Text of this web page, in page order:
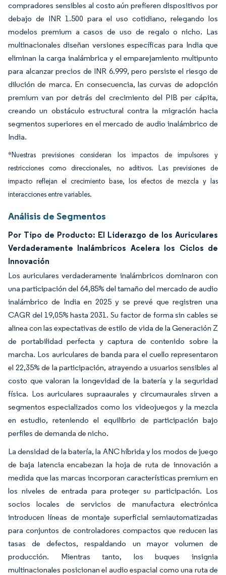
compradores sensibles al costo aún prefieren dispositivos por
debajo de INR 1.500 para el uso cotidiano, relegando los
modelos premium a casos de uso de regalo o nicho. Las
multinacionales diseñan versiones específicas para India que
eliminan la carga inalámbrica y el emparejamiento multipunto
para alcanzar precios de INR 6.999, pero persiste el riesgo de
dilución de marca. En consecuencia, las curvas de adopción
premium van por detrás del crecimiento del PIB per cápita,
creando un obstáculo estructural contra la migración hacia
segmentos superiores en el mercado de audio inalámbrico de
India.
*Nuestras previsiones consideran los impactos de impulsores y
restricciones como direccionales, no aditivos. Las previsiones de
impacto reflejan el crecimiento base, los efectos de mezcla y las
interacciones entre variables.
Análisis de Segmentos
Por Tipo de Producto: El Liderazgo de los Auriculares
Verdaderamente Inalámbricos Acelera los Ciclos de
Innovación
Los auriculares verdaderamente inalámbricos dominaron con
una participación del 64,85% del tamaño del mercado de audio
inalámbrico de India en 2025 y se prevé que registren una
CAGR del 19,05% hasta 2031. Su factor de forma sin cables se
alinea con las expectativas de estilo de vida de la Generación Z
de portabilidad perfecta y captura de contenido sobre la
marcha. Los auriculares de banda para el cuello representaron
el 22,35% de la participación, atrayendo a usuarios sensibles al
costo que valoran la longevidad de la batería y la seguridad
física. Los auriculares supraaurales y circumaurales sirven a
segmentos especializados como los videojuegos y la mezcla
en estudio, reteniendo el equilibrio de participación bajo
perfiles de demanda de nicho.
La densidad de la batería, la ANC híbrida y los modos de juego
de baja latencia encabezan la hoja de ruta de innovación a
medida que las marcas incorporan características premium en
los niveles de entrada para proteger su participación. Los
socios locales de servicios de manufactura electrónica
introducen líneas de montaje superficial semiautomatizadas
para conjuntos de controladores compactos que reducen las
tasas de defectos, respaldando un mayor volumen de
producción. Mientras tanto, los buques insignia
multinacionales posicionan el audio espacial como una ruta de